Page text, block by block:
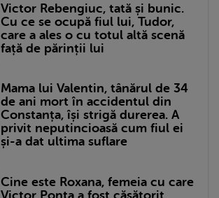
Victor Rebengiuc, tată și bunic.
Cu ce se ocupă fiul lui, Tudor,
care a ales o cu totul altă scenă
față de părinții lui
Mama lui Valentin, tânărul de 34
de ani mort în accidentul din
Constanța, își strigă durerea. A
privit neputincioasă cum fiul ei
și-a dat ultima suflare
Cine este Roxana, femeia cu care